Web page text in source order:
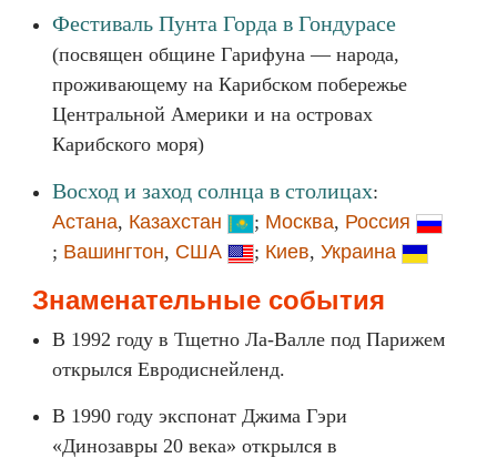
Фестиваль Пунта Горда в Гондурасе
(посвящен общине Гарифуна — народа,
проживающему на Карибском побережье
Центральной Америки и на островах
Карибского моря)
Восход и заход солнца в столицах:
Астана, Казахстан ; Москва, Россия
; Вашингтон, США ; Киев, Украина
Знаменательные события
В 1992 году в Тщетно Ла-Валле под Парижем
открылся Евродиснейленд.
В 1990 году экспонат Джима Гэри
«Динозавры 20 века» открылся в